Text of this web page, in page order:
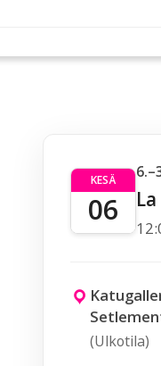
KESÄ
06
(Ulkotila)